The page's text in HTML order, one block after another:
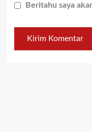
Beritahu saya